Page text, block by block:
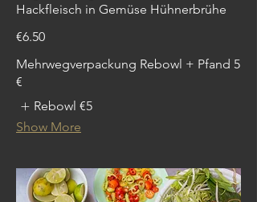
Hackfleisch in Gemüse Hühnerbrühe
€6.50
Mehrwegverpackung Rebowl + Pfand 5
€
Rebowl €5
Show More